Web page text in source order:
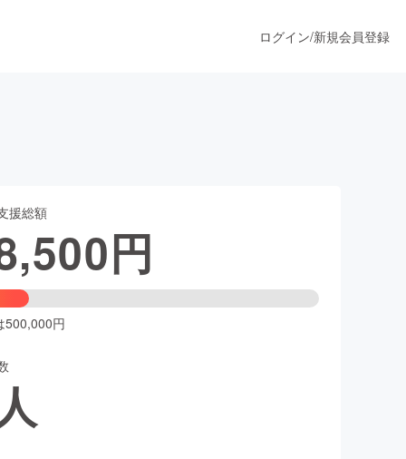
ファッション
ログイン/新規会員登録
援総額
円
500,000円